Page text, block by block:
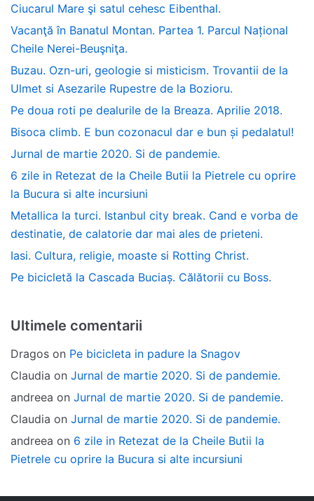
Ciucarul Mare şi satul cehesc Eibenthal.
Vacanţă în Banatul Montan. Partea 1. Parcul Național
Cheile Nerei-Beuşniţa.
Buzau. Ozn-uri, geologie si misticism. Trovantii de la
Ulmet si Asezarile Rupestre de la Bozioru.
Pe doua roti pe dealurile de la Breaza. Aprilie 2018.
Bisoca climb. E bun cozonacul dar e bun și pedalatul!
Jurnal de martie 2020. Si de pandemie.
6 zile in Retezat de la Cheile Butii la Pietrele cu oprire
la Bucura si alte incursiuni
Metallica la turci. Istanbul city break. Cand e vorba de
destinatie, de calatorie dar mai ales de prieteni.
Iasi. Cultura, religie, moaste si Rotting Christ.
Pe bicicletă la Cascada Buciaș. Călătorii cu Boss.
Ultimele comentarii
Dragos on Pe bicicleta in padure la Snagov
Claudia on Jurnal de martie 2020. Si de pandemie.
andreea on Jurnal de martie 2020. Si de pandemie.
Claudia on Jurnal de martie 2020. Si de pandemie.
andreea on 6 zile in Retezat de la Cheile Butii la
Pietrele cu oprire la Bucura si alte incursiuni